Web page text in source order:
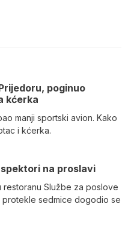
poginuo
kćerka
manji sportski avion. Kako
i kćerka.
na proslavi
Službe za poslove
protekle sedmice dogodio se